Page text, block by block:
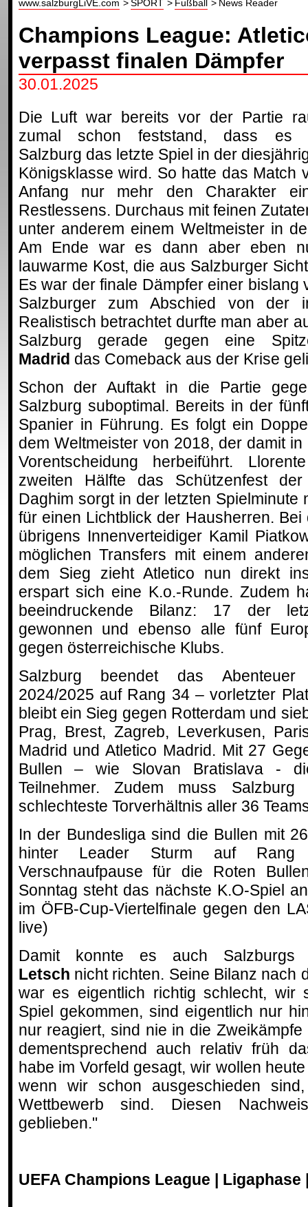
www.salzburgLiVE.com SPORT Fußball News Reader
Champions League:
verpasst finalen Dämpfer
30.01.2025
Die Luft war bereits vor der Partie
zumal schon feststand, dass es
Salzburg das letzte Spiel in der
Königsklasse wird. So hatte das Match
Anfang nur mehr den Charakter
Restlessens. Durchaus mit feinen
unter anderem einem Weltmeister in
Am Ende war es dann aber eben
lauwarme Kost, die aus Salzburger
Es war der finale Dämpfer einer bislang
Salzburger zum Abschied von der
Realistisch betrachtet durfte man aber
Salzburg gerade gegen eine
Madrid das Comeback aus der Krise
Schon der Auftakt in die Partie
Salzburg suboptimal. Bereits in der
Spanier in Führung. Es folgt ein
dem Weltmeister von 2018, der damit
Vorentscheidung herbeiführt.
zweiten Hälfte das Schützenfest
Daghim sorgt in der letzten Spielminute
für einen Lichtblick der Hausherren.
übrigens Innenverteidiger Kamil
möglichen Transfers mit einem
dem Sieg zieht Atletico nun direkt
erspart sich eine K.o.-Runde. Zudem
beeindruckende Bilanz: 17 der
gewonnen und ebenso alle fünf
gegen österreichische Klubs.
Salzburg beendet das Abenteuer
2024/2025 auf Rang 34 – vorletzter
bleibt ein Sieg gegen Rotterdam und
Prag, Brest, Zagreb, Leverkusen,
Madrid und Atletico Madrid. Mit 27
Bullen – wie Slovan Bratislava -
Teilnehmer. Zudem muss
schlechteste Torverhältnis aller 36
In der Bundesliga sind die Bullen mit
hinter Leader Sturm auf
Verschnaufpause für die Roten
Sonntag steht das nächste K.O-Spiel
im ÖFB-Cup-Viertelfinale gegen den
live)
Damit konnte es auch
Letsch nicht richten. Seine Bilanz nach
war es eigentlich richtig schlecht, wir
Spiel gekommen, sind eigentlich nur
nur reagiert, sind nie in die
dementsprechend auch relativ früh
habe im Vorfeld gesagt, wir wollen
wenn wir schon ausgeschieden
Wettbewerb sind. Diesen
geblieben."
UEFA Champions League | Ligaphase